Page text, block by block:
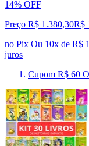
14% OFF
Preço R$ 1.380,30R$
no Pix Ou 10x de R$
juros
Cupom R$ 60